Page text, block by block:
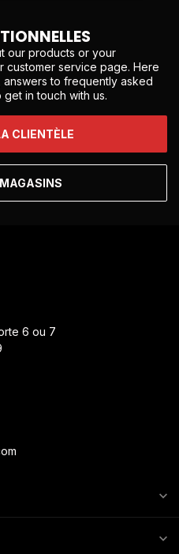
our products or your
customer service page. Here
to frequently asked
in touch with us.
CLIENTÈLE
6 ou 7